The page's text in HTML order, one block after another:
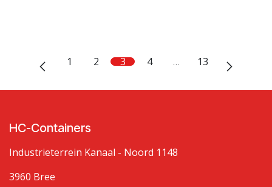
1 2 3 4 … 13
HC-Containers
Industrieterrein Kanaal - Noord 1148
3960 Bree